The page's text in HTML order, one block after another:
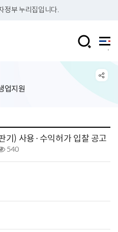
정부 누리집입니다.
업지원
기) 사용·수익허가 입찰 공고
540